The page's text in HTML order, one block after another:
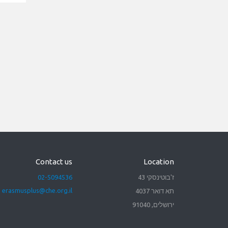
Location
ז'בוטינסקי 43
תא דואר 4037
ירושלים, 91040
Contact us
02-5094536
erasmusplus@che.org.il